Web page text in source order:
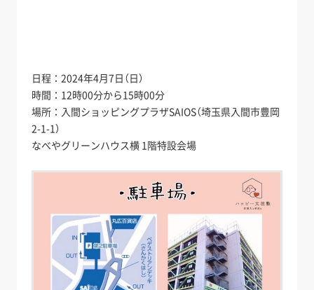
日程：2024年4月7日（日）
時間：12時00分から15時00分
場所：入間ショッピングプラザSAIOS（埼玉県入間市豊岡
2-1-1）
なべやグリーンハウス横 1階特設会場